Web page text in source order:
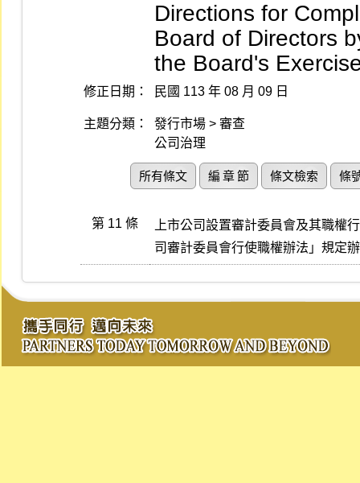
Directions for
Board of Directors
the Board's
修正日期： 民國 113 年 08 月 09 日
主題分類：
發行市場 > 審查
公司治理
所有條文 編 章 節 條文檢索 條
第 11 條
上市公司設置審計委員會及其職權
司審計委員會行使職權辦法」規定